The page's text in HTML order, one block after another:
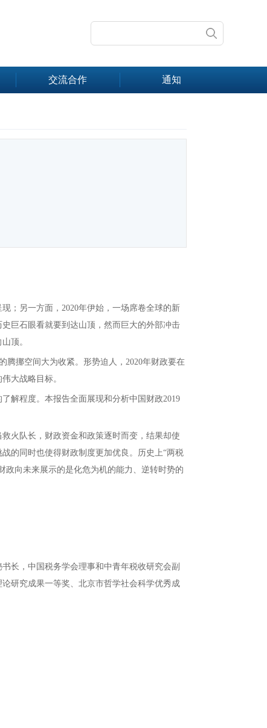
交流合作 通知
；另一方面，2020年伊始，一场席卷全球的新
巨石眼看就要到达山顶，然而巨大的外部冲击
顶。
腾挪空间大为收紧。形势迫人，2020年财政要在
大战略目标。
解程度。本报告全面展现和分析中国财政2019
火队长，财政资金和政策逐时而变，结果却使
的同时也使得财政制度更加优良。历史上“两税
政向未来展示的是化危为机的能力、逆转时势的
长，中国税务学会理事和中青年税收研究会副
研究成果一等奖、北京市哲学社会科学优秀成